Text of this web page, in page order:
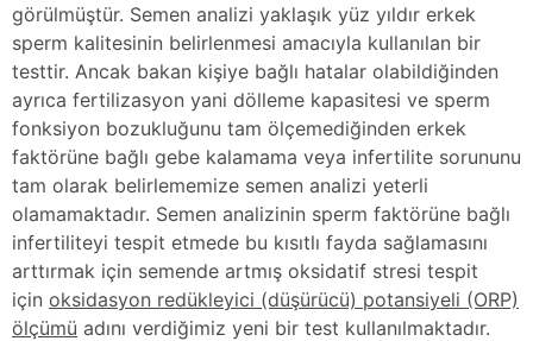
görülmüştür. Semen analizi yaklaşık yüz yıldır erkek
sperm kalitesinin belirlenmesi amacıyla kullanılan bir
testtir. Ancak bakan kişiye bağlı hatalar olabildiğinden
ayrıca fertilizasyon yani dölleme kapasitesi ve sperm
fonksiyon bozukluğunu tam ölçemediğinden erkek
faktörüne bağlı gebe kalamama veya infertilite sorununu
tam olarak belirlememize semen analizi yeterli
olamamaktadır. Semen analizinin sperm faktörüne bağlı
infertiliteyi tespit etmede bu kısıtlı fayda sağlamasını
arttırmak için semende artmış oksidatif stresi tespit
için oksidasyon redükleyici (düşürücü) potansiyeli (ORP)
ölçümü adını verdiğimiz yeni bir test kullanılmaktadır.